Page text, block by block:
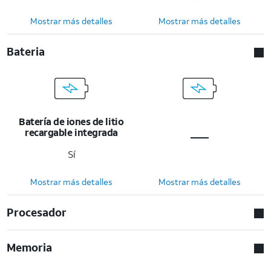
Mostrar más detalles Mostrar más detalles
Bateria
Batería de iones de litio
recargable integrada
Sí
Mostrar más detalles Mostrar más detalles
Procesador
Memoria